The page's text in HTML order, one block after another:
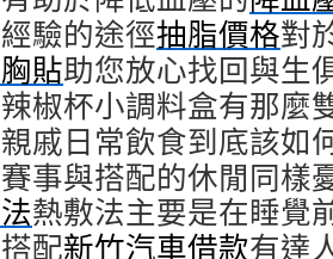
驗的途徑抽脂價格對
貼助您放心找回與生
椒杯小調料盒有那麼
戚日常飲食到底該如
事與搭配的休閒同樣
熱敷法主要是在睡覺
配新竹汽車借款有達